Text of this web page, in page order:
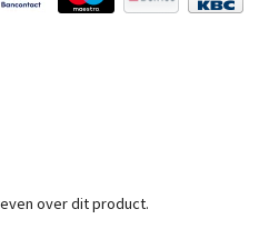
over dit product.